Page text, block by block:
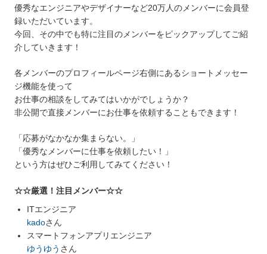
優秀なエンジニアやデザイナーなど20万人のメンバーに会員登
録いただいています。
今回、その中でも特に注目のメンバーをピックアップしてご紹
介していきます！
各メンバーのプロフィールページ右側にあるショートメッセー
ジ機能を使って
お仕事の相談をしてみてはいかがでしょうか？
非公開で直接メンバーにお仕事を依頼することもできます！
「応募がなかなか集まらない。」
「優秀なメンバーに仕事を依頼したい！」
という方はぜひご利用してみてください！
☆☆厳選！注目メンバー☆☆
ITエンジニア
kadoさん
スマートフォンアプリエンジニア
ゆうゆう さん